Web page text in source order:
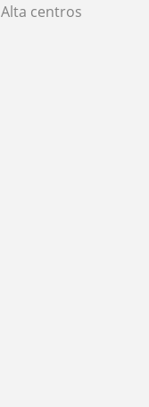
Alta centros